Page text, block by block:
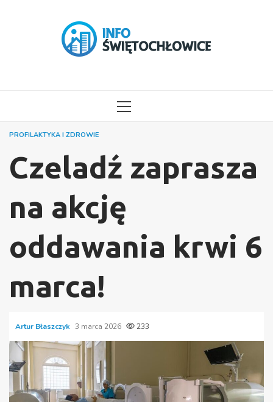
MENU
PROFILAKTYKA I ZDROWIE
Czeladź zaprasza
na akcję
oddawania krwi 6
marca!
Artur Błaszczyk 3 marca 2026 233